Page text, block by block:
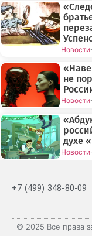
Новости
не
Новости
духе
Новости
+7 (499) 348-80-09
© 2025 Все права